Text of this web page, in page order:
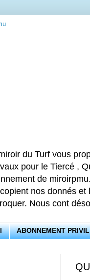
du Turf vous
pour le Tiercé ,
de
nos donnés
Nous cont
ABONNEMENT